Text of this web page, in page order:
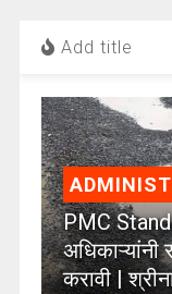
Add title
PMC
करावी |